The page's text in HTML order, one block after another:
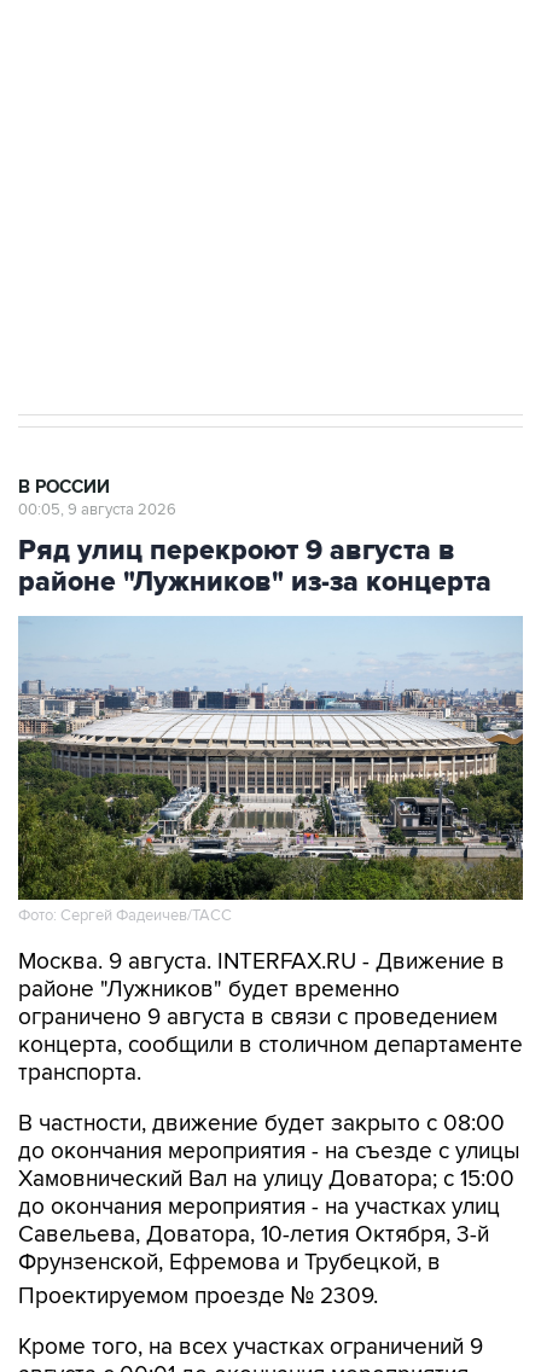
В РОССИИ
00:05, 9 августа 2026
Ряд улиц перекроют 9 августа в
районе "Лужников" из-за концерта
Фото: Сергей Фадеичев/ТАСС
Москва. 9 августа. INTERFAX.RU - Движение в
районе "Лужников" будет временно
ограничено 9 августа в связи с проведением
концерта, сообщили в столичном департаменте
транспорта.
В частности, движение будет закрыто с 08:00
до окончания мероприятия - на съезде с улицы
Хамовнический Вал на улицу Доватора; с 15:00
до окончания мероприятия - на участках улиц
Савельева, Доватора, 10-летия Октября, 3-й
Фрунзенской, Ефремова и Трубецкой, в
Проектируемом проезде № 2309.
Кроме того, на всех участках ограничений 9